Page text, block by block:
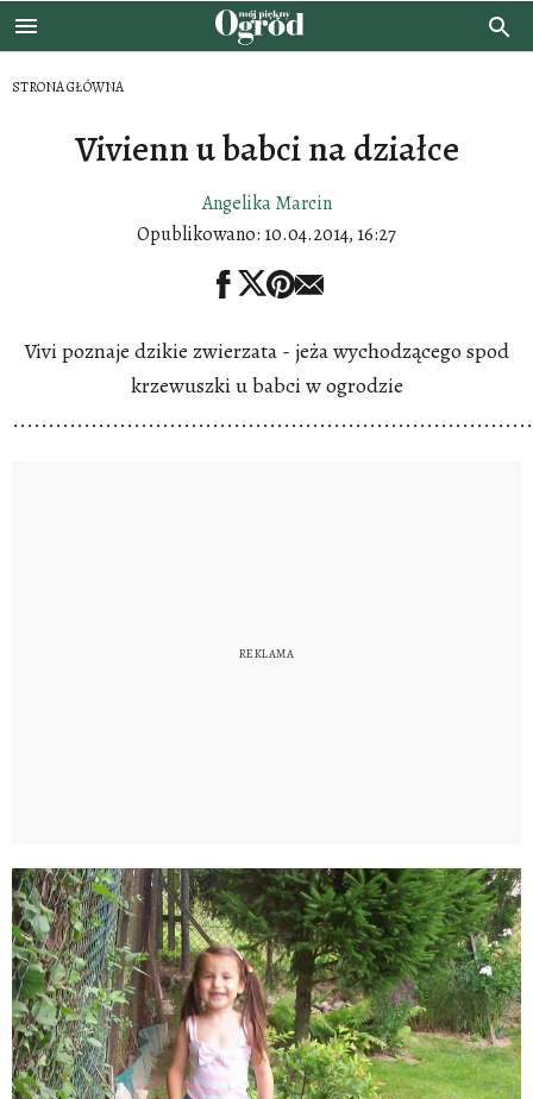
STRONA GŁÓWNA
Vivienn u babci na działce
Angelika Marcin
Opublikowano: 10.04.2014, 16:27
Vivi poznaje dzikie zwierzata - jeża wychodzącego spod
krzewuszki u babci w ogrodzie